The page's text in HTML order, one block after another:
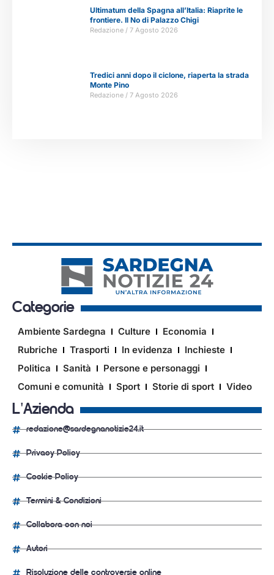
Ultimatum della Spagna all’Italia: Riaprite le
frontiere. Il No di Palazzo Chigi
Redazione 7 Agosto 2026
Tredici anni dopo il ciclone, riaperta la strada
Monte Pino
Redazione 7 Agosto 2026
Categorie
Ambiente Sardegna Culture
Economia
Rubriche
Trasporti In evidenza
Inchieste
Politica
Sanità
Persone e personaggi
Comuni e comunità
Sport Storie di sport Video
L'Azienda
redazione@sardegnanotizie24.it
Privacy Policy
Cookie Policy
Termini & Condizioni
Collabora con noi
Autori
Risoluzione delle controversie online